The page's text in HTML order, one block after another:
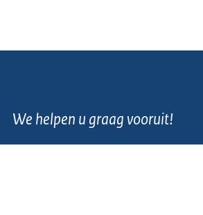
We helpen u graag vooruit!